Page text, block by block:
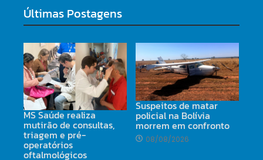
Últimas Postagens
MS Saúde realiza
mutirão de consultas,
triagem e pré-
operatórios
oftalmológicos
Suspeitos de matar
policial na Bolívia
morrem em confronto
08/08/2026